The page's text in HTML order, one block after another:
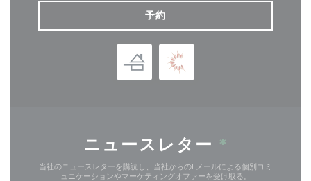
予約
ニュースレター *
当社のニュースレターを購読し、当社からのEメールによる個別コミ
ュニケーションやマーケティングオファーを受け取る。